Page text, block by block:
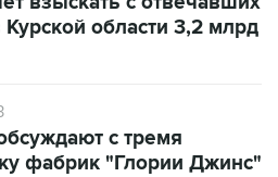
области 3,2 млрд
с тремя
фабрик "Глории Джинс"